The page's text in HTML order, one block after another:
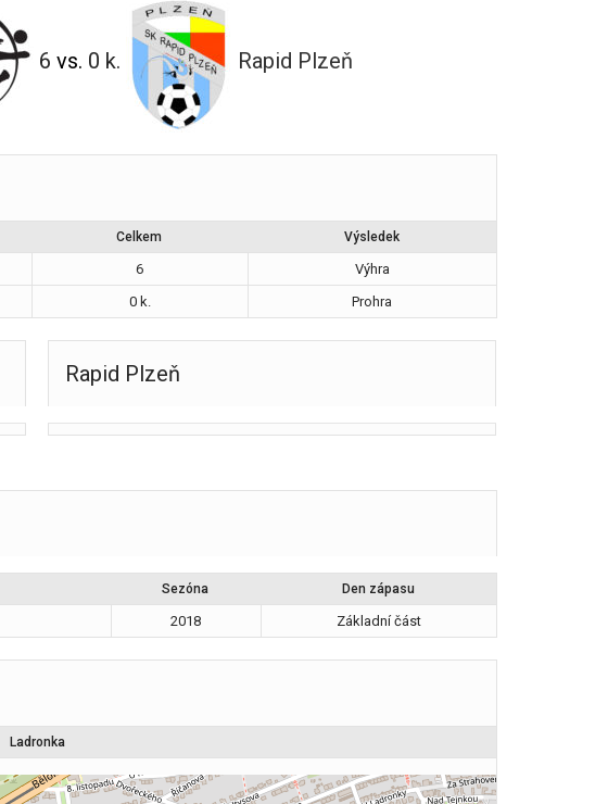
6 vs. 0 k. Rapid Plzeň
Celkem Výsledek
6
Výhra
0 k. Prohra
Rapid Plzeň
Sezóna Den zápasu
2018 Základní část
Ladronka